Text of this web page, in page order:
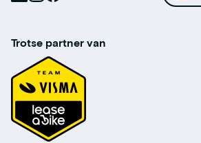
Trotse partner van